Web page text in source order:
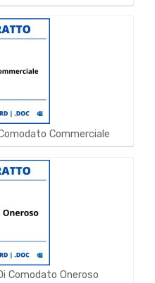
Commerciale
Comodato Oneroso